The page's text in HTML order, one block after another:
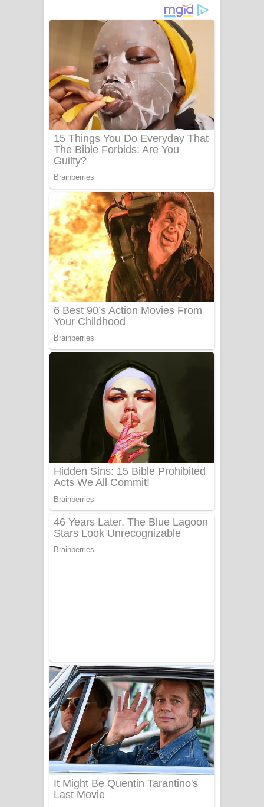
Gemak Deela Song Lyrics - ගේමක් දීලා
ගීතයේ පද පෙළ
Niwuna Numba Hinda Song Lyrics -
නිවුනා නුඹ හින්දා ගීතයේ පද පෙළ
Numba Dun Aadare Song Lyrics - නුඹ
Liyamuda Dan Anagathe Song Lyrics
- ලියමුද දැන් අනාගතේ ගීතයේ පද පෙළ
Doni Song Lyrics - දෝණි ගීතයේ පද
පෙළ
Benthara Palame Song Lyrics -
බෙන්තර පාලමේ ගීතයේ පද පෙළ
Sanda Babalena Song Lyrics - සඳ
බැබලෙන ගීතයේ පද පෙළ
Adare Wadi Nisa Song Lyrics - ආදරේ
වැඩි නිසා ගීතයේ පද පෙළ
UNUHUMA Song Lyrics - උණුහුම
ගීතයේ පද පෙළ
Katakara Song Lyrics - කටකාර ගීතයේ
පද පෙළ
Tharu Yaye Dilena Song Lyrics - තරු
Aye Lanweela Song Lyrics - ආයේ
ලංවීලා ගීතයේ පද පෙළ
Ala purannata Song Lyrics - ආල
පුරන්නට ගීතයේ පද පෙළ
FEVER DREAM Lyrics - Alex Warren
BTS : Hooligan Lyrics